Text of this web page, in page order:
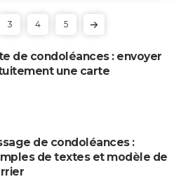
3 4 5
de condoléances : envoyer
une carte
de condoléances :
de textes et modèle de